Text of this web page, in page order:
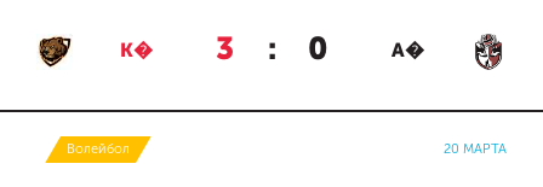
К� 3 : 0 А�
Волейбол 20 МАРТА